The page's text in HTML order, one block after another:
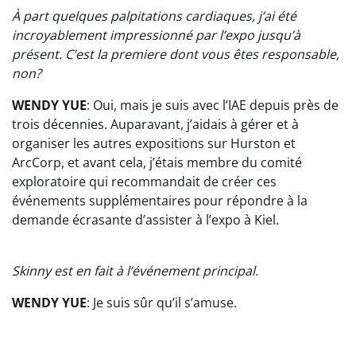
À part quelques palpitations cardiaques, j’ai été
incroyablement impressionné par l’expo jusqu’à
présent. C’est la premiere dont vous êtes responsable,
non?
WENDY YUE: Oui, mais je suis avec l’IAE depuis près de
trois décennies. Auparavant, j’aidais à gérer et à
organiser les autres expositions sur Hurston et
ArcCorp, et avant cela, j’étais membre du comité
exploratoire qui recommandait de créer ces
événements supplémentaires pour répondre à la
demande écrasante d’assister à l’expo à Kiel.
Skinny est en fait à l’événement principal.
WENDY YUE: Je suis sûr qu’il s’amuse.